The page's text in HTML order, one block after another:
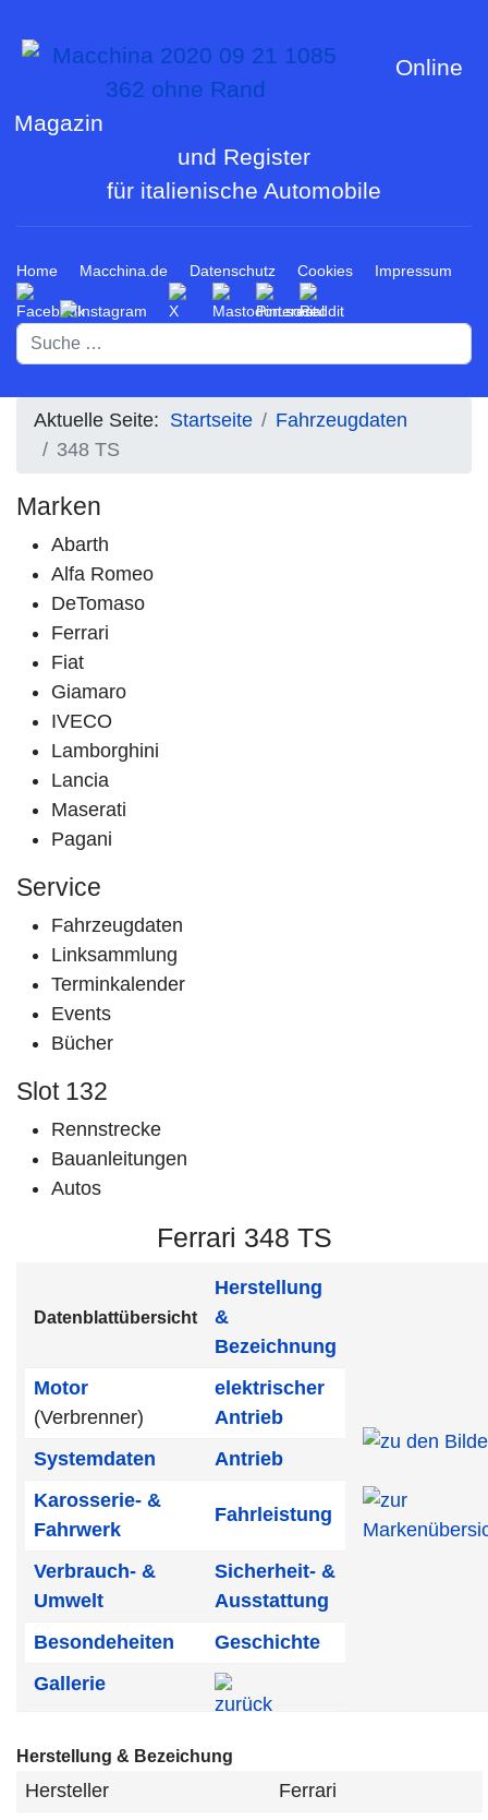
Online
Magazin
und Register
für italienische Automobile
Home Macchina.de Datenschutz Cookies Impressum
Suchen
Aktuelle Seite: Startseite
Fahrzeugdaten
348 TS
Marken
Abarth
Alfa Romeo
DeTomaso
Ferrari
Fiat
Giamaro
IVECO
Lamborghini
Lancia
Maserati
Pagani
Service
Fahrzeugdaten
Linksammlung
Terminkalender
Events
Bücher
Slot 132
Rennstrecke
Bauanleitungen
Autos
Ferrari 348 TS
Datenblattübersicht
Herstellung
&
Bezeichnung
Motor
(Verbrenner)
elektrischer
Antrieb
Systemdaten
Antrieb
Karosserie- &
Fahrwerk
Fahrleistung
Verbrauch- &
Umwelt
Sicherheit- &
Ausstattung
Besondeheiten
Geschichte
Gallerie
Herstellung & Bezeichung
Hersteller Ferrari